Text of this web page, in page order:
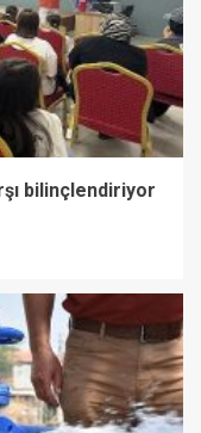
bilinçlendiriyor